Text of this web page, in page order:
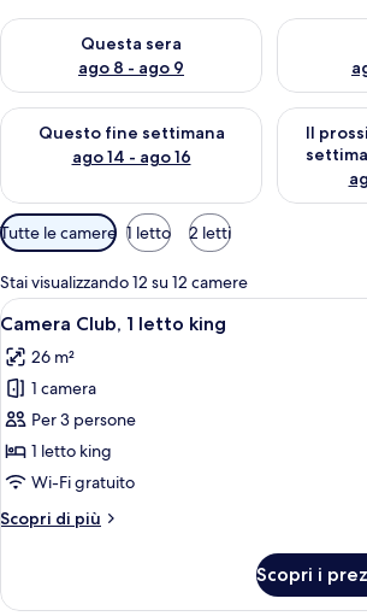
Questa sera
ago 8 - ago 9
Verifica la disponibilità per questa sera,
Verifica
Questo fine settimana
ago 14 - ago 16
Verifica la disponibilità per questo fine
Il
Verifica
Filtri
disponibili
per
le
camere
Tutte le camere 1 letto 2 letti
Stai visualizzando 12 su 12 camere
Apri
tutte
le
foto
per
Camera
Club,
letto
Una
10
Camera Club, 1 letto king
26 m²
1 camera
Per 3 persone
1 letto king
Wi-Fi gratuito
Scopri di più
Altri
Club,
Scopri i